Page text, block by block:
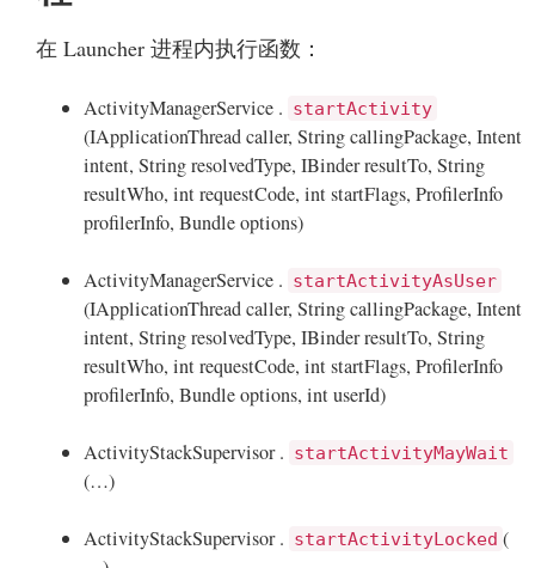
在 Launcher 进程内执行函数：
ActivityManagerService . startActivity
(IApplicationThread caller, String callingPackage, Intent
intent, String resolvedType, IBinder resultTo, String
resultWho, int requestCode, int startFlags, ProfilerInfo
profilerInfo, Bundle options)
ActivityManagerService . startActivityAsUser
(IApplicationThread caller, String callingPackage, Intent
intent, String resolvedType, IBinder resultTo, String
resultWho, int requestCode, int startFlags, ProfilerInfo
profilerInfo, Bundle options, int userId)
ActivityStackSupervisor . startActivityMayWait
(…)
ActivityStackSupervisor . startActivityLocked (